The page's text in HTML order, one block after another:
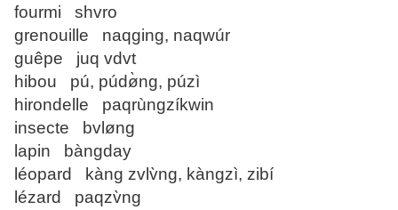
fourmi shvro
grenouille naqging, naqwúr
guêpe juq vdvt
hibou pú, púdø̀ng, púzì
hirondelle paqrùngzíkwin
insecte bvløng
lapin bàngday
léopard kàng zvlv̀ng, kàngzì, zibí
lézard paqzv̀ng